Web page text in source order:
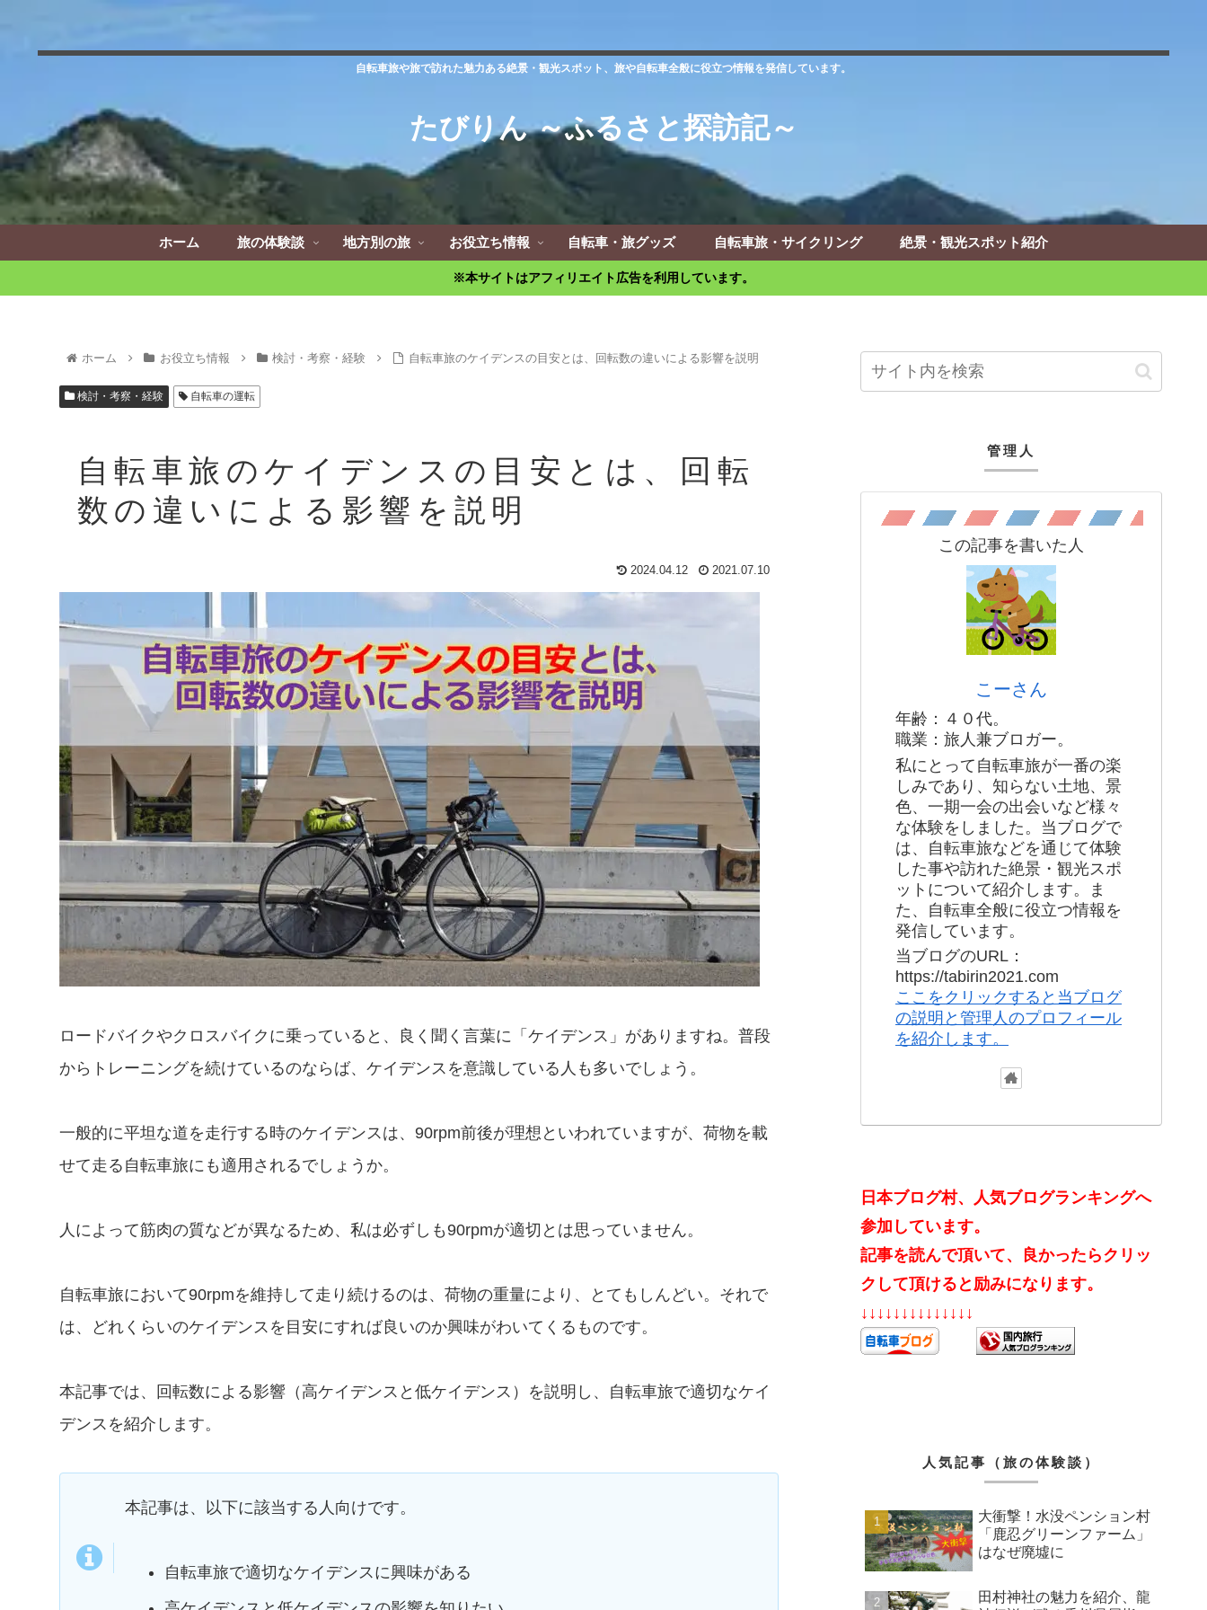
自転車旅や旅で訪れた魅力ある絶景・観光スポット、旅や自転車全般に役立つ情報を発信しています。
たびりん ～ふるさと探訪記～
ホーム 旅の体験談 地方別の旅 お役立ち情報 自転車・旅グッズ 自転車旅・サイクリング 絶景・観光スポット紹介
※本サイトはアフィリエイト広告を利用しています。
ホーム お役立ち情報 検討・考察・経験 自転車旅のケイデンスの目安とは、回転数の違いによる影響を説明
検討・考察・経験 自転車の運転
自転車旅のケイデンスの目安とは、回転
数の違いによる影響を説明
2024.04.12 2021.07.10
ロードバイクやクロスバイクに乗っていると、良く聞く言葉に「ケイデンス」がありますね。普段
からトレーニングを続けているのならば、ケイデンスを意識している人も多いでしょう。
一般的に平坦な道を走行する時のケイデンスは、90rpm前後が理想といわれていますが、荷物を載
せて走る自転車旅にも適用されるでしょうか。
人によって筋肉の質などが異なるため、私は必ずしも90rpmが適切とは思っていません。
自転車旅において90rpmを維持して走り続けるのは、荷物の重量により、とてもしんどい。それで
は、どれくらいのケイデンスを目安にすれば良いのか興味がわいてくるものです。
本記事では、回転数による影響（高ケイデンスと低ケイデンス）を説明し、自転車旅で適切なケイ
デンスを紹介します。
本記事は、以下に該当する人向けです。
自転車旅で適切なケイデンスに興味がある
管理人
この記事を書いた人
こーさん
年齢：４０代。
職業：旅人兼ブロガー。
私にとって自転車旅が一番の楽
しみであり、知らない土地、景
色、一期一会の出会いなど様々
な体験をしました。当ブログで
は、自転車旅などを通じて体験
した事や訪れた絶景・観光スポ
ットについて紹介します。ま
た、自転車全般に役立つ情報を
発信しています。
当ブログのURL：
https://tabirin2021.com
ここをクリックすると当ブログ
の説明と管理人のプロフィール
を紹介します。
日本ブログ村、人気ブログランキングへ
参加しています。
記事を読んで頂いて、良かったらクリッ
クして頂けると励みになります。
↓↓↓↓↓↓↓↓↓↓↓↓↓↓
人気記事（旅の体験談）
大衝撃！水没ペンション村
「鹿忍グリーンファーム」
はなぜ廃墟に
田村神社の魅力を紹介、龍